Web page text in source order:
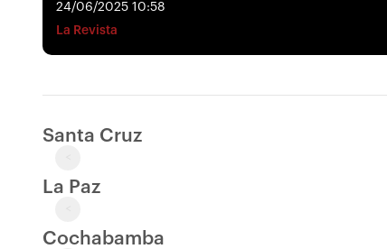
24/06/2025 10:58
La Revista
Santa Cruz
La Paz
Cochabamba